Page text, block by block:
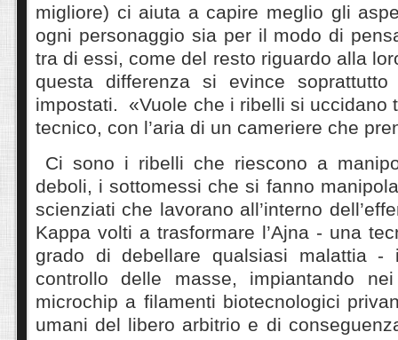
migliore) ci aiuta a capire meglio gli
ogni personaggio sia per il modo di
tra di essi, come del resto riguardo alla
questa differenza si evince
impostati. «Vuole che i ribelli si uccidano
tecnico, con l’aria di un cameriere che
Ci sono i ribelli che riescono a
deboli, i sottomessi che si fanno
scienziati che lavorano all’interno
Kappa volti a trasformare l’Ajna - una
grado di debellare qualsiasi malattia -
controllo delle masse, impiantando
microchip a filamenti biotecnologici
umani del libero arbitrio e di